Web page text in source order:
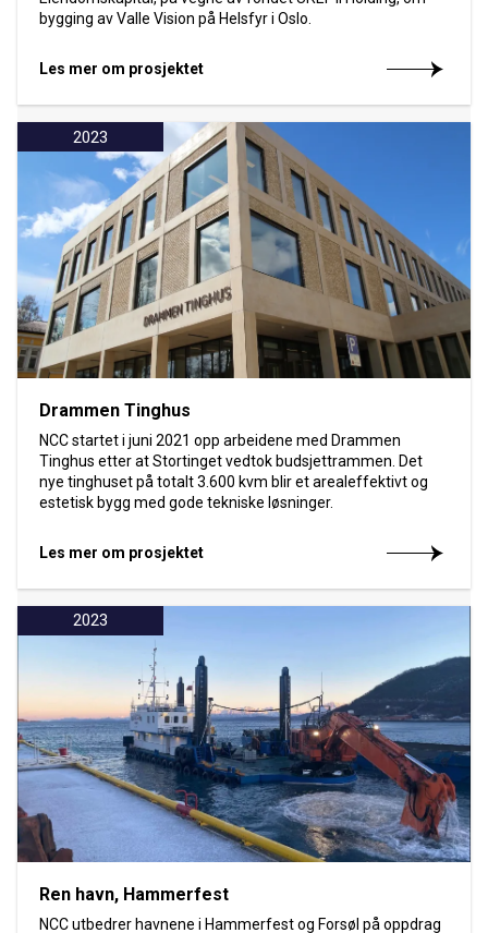
bygging av Valle Vision på Helsfyr i Oslo.
Les mer om prosjektet
2023
Drammen Tinghus
NCC startet i juni 2021 opp arbeidene med Drammen
Tinghus etter at Stortinget vedtok budsjettrammen. Det
nye tinghuset på totalt 3.600 kvm blir et arealeffektivt og
estetisk bygg med gode tekniske løsninger.
Les mer om prosjektet
2023
Ren havn, Hammerfest
NCC utbedrer havnene i Hammerfest og Forsøl på oppdrag